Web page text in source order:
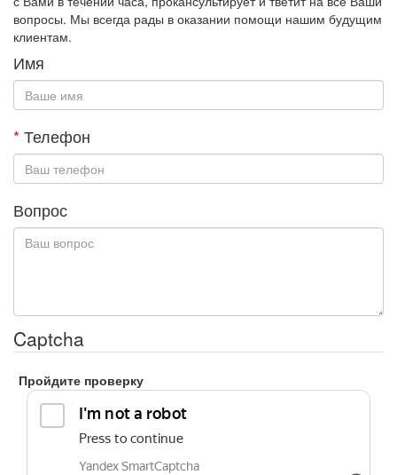
вопросы. Мы всегда рады в оказании помощи нашим будущим
клиентам.
Имя
* Телефон
Вопрос
Captcha
Пройдите проверку